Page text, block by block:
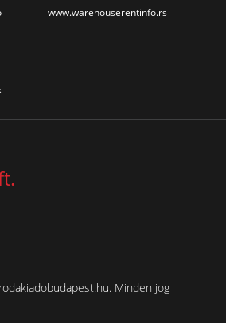
www.warehouserentinfo.rs
Minden jog